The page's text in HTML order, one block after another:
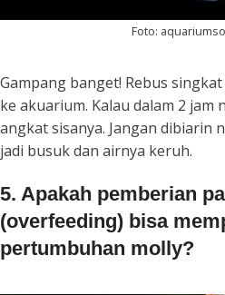
Foto:
Gampang banget! Rebus
ke akuarium. Kalau dalam 2 jam
angkat sisanya. Jangan dibiarin
jadi busuk dan airnya keruh.
5. Apakah pemberian
(overfeeding) bisa
pertumbuhan molly?